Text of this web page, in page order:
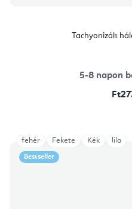
Tachyonizált
5-8 napon
Bestseller
fehér Fekete Kék lila